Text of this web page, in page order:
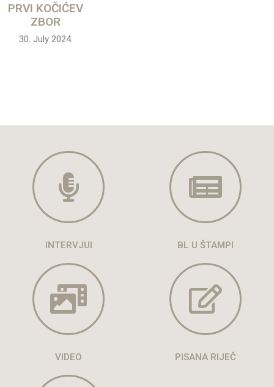
PRVI KOČIĆEV
ZBOR
30. July 2024.
INTERVJUI BL U ŠTAMPI
VIDEO PISANA RIJEČ